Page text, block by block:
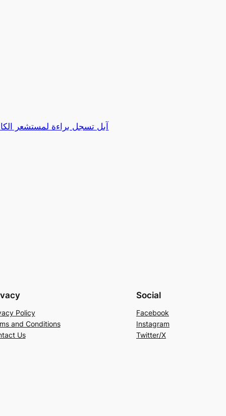
آبل تسجل براءة لمستشعر
Policy
and Conditions
Us
Social
Facebook
Instagram
Twitter/X